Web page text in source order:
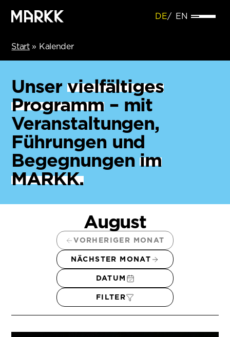
DE EN
Start» Kalender
Unser vielfältiges
Programm– mit
Veranstaltungen,
Führungen und
Begegnungenim
MARKK.
August
VORHERIGER MONAT
NÄCHSTER MONAT
DATUM
FILTER